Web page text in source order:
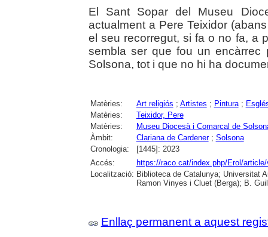
El Sant Sopar del Museu
actualment a Pere Teixidor
el seu recorregut, si fa o no fa, a
sembla ser que fou un
Solsona, tot i que no hi ha
Matèries: Art religiós ; Artistes ; Pintura;
Matèries:
Teixidor, Pere
Matèries:
Museu Diocesà i Comarcal de
Àmbit:
Clariana de Cardener; Solsona
Cronologia:
[1445]: 2023
Accés:
https://raco.cat/index.php/Erol/
Localització: Biblioteca de Catalunya; Universitat
Ramon Vinyes i Cluet (Berga); B.
Enllaç permanent a aquest